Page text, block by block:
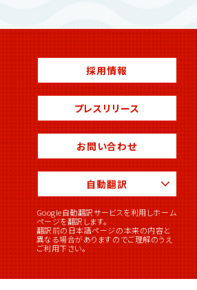
採用情報
プレスリリース
お問い合わせ
自動翻訳
Google自動翻訳サービスを利用しホーム
ページを翻訳します。
翻訳前の日本語ページの本来の内容と
異なる場合がありますのでご理解のうえ
ご利用下さい。